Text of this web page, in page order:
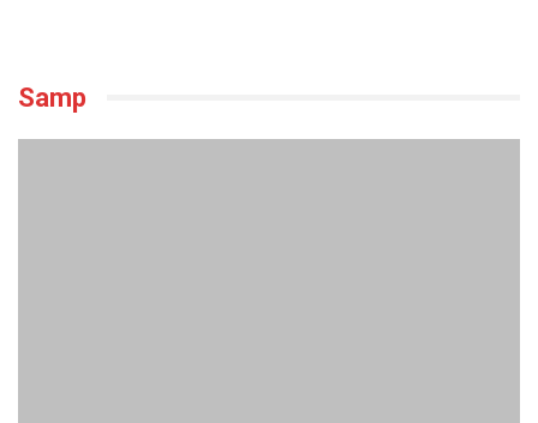
Samp